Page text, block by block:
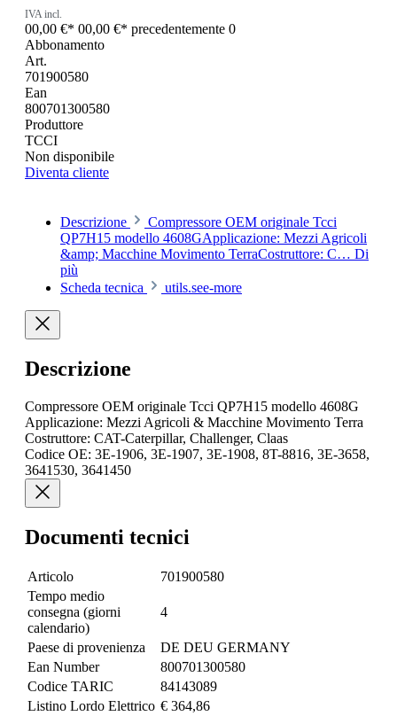
IVA incl.
00,00 €* 00,00 €* precedentemente 0
Abbonamento
Art.
701900580
Ean
800701300580
Produttore
TCCI
Non disponibile
Diventa cliente
Descrizione
Compressore OEM originale Tcci
QP7H15 modello 4608GApplicazione: Mezzi Agricoli
&amp; Macchine Movimento TerraCostruttore: C… Di
più
Scheda tecnica
utils.see-more
Descrizione
Compressore OEM originale Tcci QP7H15 modello 4608G
Applicazione: Mezzi Agricoli & Macchine Movimento Terra
Costruttore: CAT-Caterpillar, Challenger, Claas
Codice OE: 3E-1906, 3E-1907, 3E-1908, 8T-8816, 3E-3658,
3641530, 3641450
Documenti tecnici
Articolo
701900580
Tempo medio
consegna (giorni
calendario)
4
Paese di provenienza
DE DEU GERMANY
Ean Number
800701300580
Codice TARIC
84143089
Listino Lordo Elettrico € 364,86